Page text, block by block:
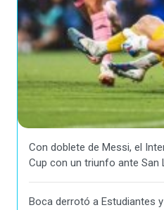
Con doblete de Messi, el
Cup con un triunfo ante San
Boca derrotó a Estudiantes